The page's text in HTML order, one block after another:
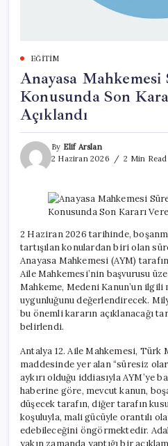
EĞITIM
Anayasa Mahkemesi
Konusunda Son
Açıklandı
By Elif Arslan
2 Haziran 2026
2 Min Read
2 Haziran 2026 tarihinde,
tartışılan konulardan biri olan
Anayasa Mahkemesi (AYM)
Aile Mahkemesi’nin başvurusu
Mahkeme, Medeni Kanun’un
uygunluğunu değerlendirecek.
bu önemli kararın açıklanacağı
belirlendi.
Antalya 12. Aile Mahkemesi, Türk
maddesinde yer alan “süresiz
aykırı olduğu iddiasıyla AYM’ye
haberine göre, mevcut kanun,
düşecek tarafın, diğer tarafın
koşuluyla, mali gücüyle orantılı
edebileceğini öngörmektedir.
yakın zamanda yaptığı bir